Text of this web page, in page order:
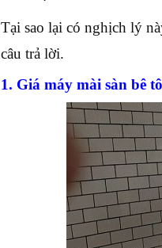
Tại sao lại có nghịch lý
câu trả lời.
1. Giá máy mài sàn bê